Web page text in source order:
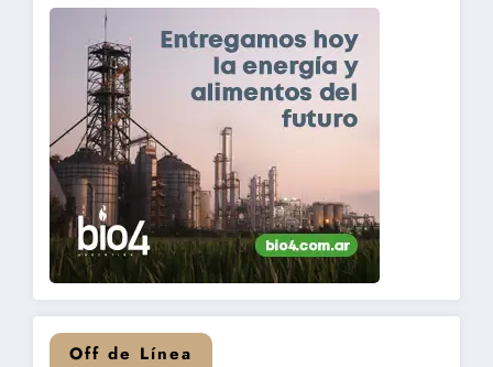
Off de Línea